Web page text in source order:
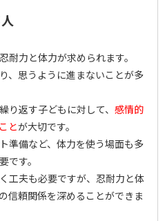
耐力と体力が求められます。
、思うように進まないことが多
り返す子どもに対して、 感情的
とが大切です。
準備など、体力を使う場面も多
です。
工夫も必要ですが、忍耐力と体
信頼関係を深めることができま